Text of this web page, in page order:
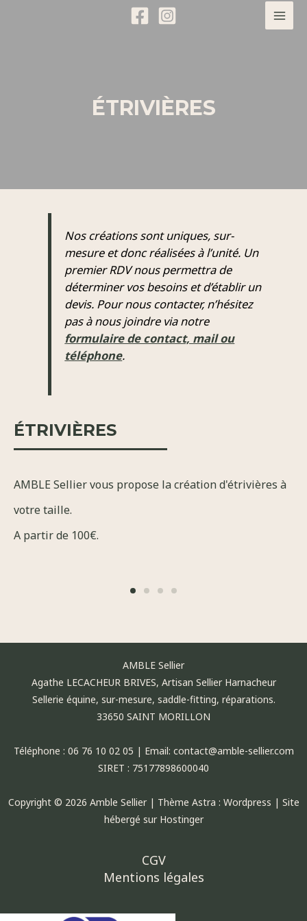
ÉTRIVIÈRES
Nos créations sont uniques, sur-
mesure et donc réalisées à l’unité. Un
premier RDV nous permettra de
déterminer vos besoins et d’établir un
devis. Pour nous contacter, n’hésitez
pas à nous joindre via notre
formulaire de contact, mail ou
téléphone.
ÉTRIVIÈRES
AMBLE Sellier vous propose la création d'étrivières à
votre taille.
A partir de 100€.
AMBLE Sellier
Agathe LECACHEUR BRIVES, Artisan Sellier Harnacheur
Sellerie équine, sur-mesure, saddle-fitting, réparations.
33650 SAINT MORILLON
Téléphone : 06 76 10 02 05 | Email: contact@amble-sellier.com
SIRET : 75177898600040
Copyright © 2026 Amble Sellier | Thème Astra : Wordpress | Site
hébergé sur Hostinger
CGV
Mentions légales